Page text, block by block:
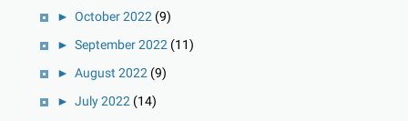
► October 2022 (9)
► September 2022 (11)
► August 2022 (9)
► July 2022 (14)